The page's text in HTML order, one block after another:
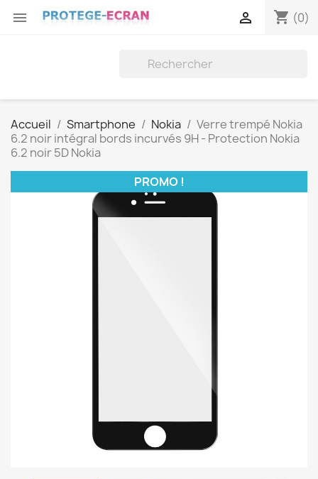
 shopping_cart (0)

Accueil Smartphone Nokia
Verre trempé Nokia
6.2 noir intégral bords incurvés 9H - Protection Nokia
6.2 noir 5D Nokia
PROMO !